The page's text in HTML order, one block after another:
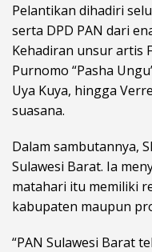
Pelantikan dihadiri
serta DPD PAN dari
Kehadiran unsur artis
Purnomo “Pasha
Uya Kuya, hingga
suasana.
Dalam sambutannya,
Sulawesi Barat. Ia
matahari itu memiliki
kabupaten maupun
“PAN Sulawesi Barat